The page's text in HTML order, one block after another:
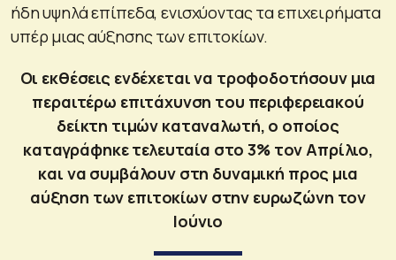
ήδη υψηλά επίπεδα, ενισχύοντας τα επιχειρήματα
υπέρ μιας αύξησης των επιτοκίων.
Οι εκθέσεις ενδέχεται να τροφοδοτήσουν μια
περαιτέρω επιτάχυνση του περιφερειακού
δείκτη τιμών καταναλωτή, ο οποίος
καταγράφηκε τελευταία στο 3% τον Απρίλιο,
και να συμβάλουν στη δυναμική προς μια
αύξηση των επιτοκίων στην ευρωζώνη τον
Ιούνιο